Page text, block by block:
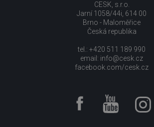
CESK, s.r.o.
Jarní 1058/44i, 614 00
Brno - Maloměřice
Česká republika
tel.: +420 511 189 990
email: info@cesk.cz
facebook.com/cesk.cz